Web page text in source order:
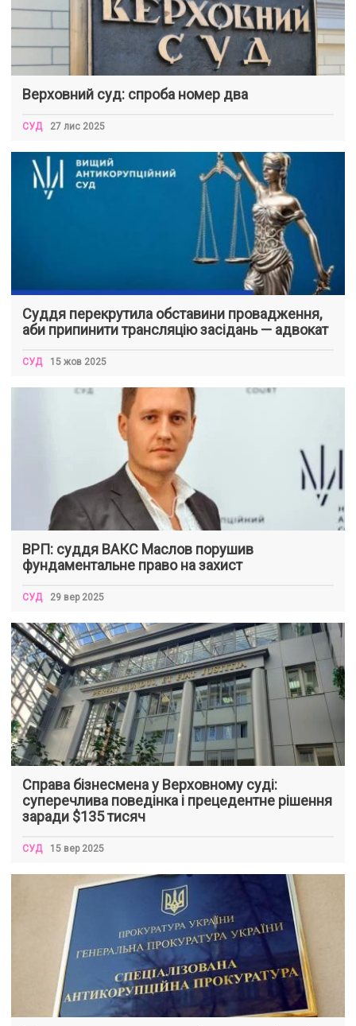
Верховний суд: спроба номер два
СУД 27 лис 2025
Суддя перекрутила обставини провадження,
аби припинити трансляцію засідань — адвокат
СУД 15 жов 2025
ВРП: суддя ВАКС Маслов порушив
фундаментальне право на захист
СУД 29 вер 2025
Справа бізнесмена у Верховному суді:
суперечлива поведінка і прецедентне рішення
заради $135 тисяч
СУД 15 вер 2025